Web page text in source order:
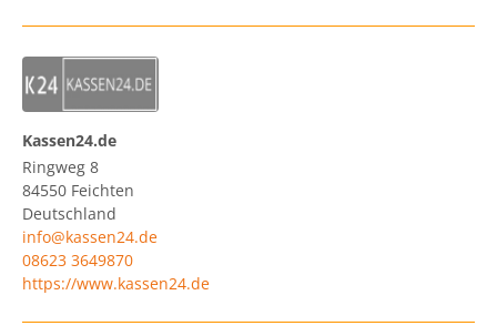
Kassen24.de
Ringweg 8
84550 Feichten
Deutschland
info@kassen24.de
08623 3649870
https://www.kassen24.de